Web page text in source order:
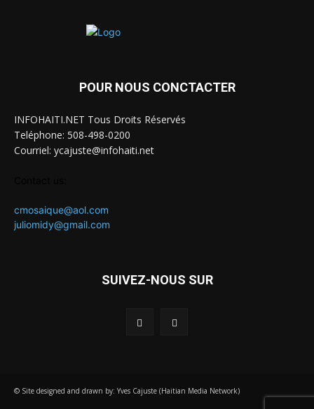
POUR NOUS CONCTACTER
INFOHAITI.NET Tous Droits Réservés
Teléphone: 508-498-0200
Courriel: ycajuste@infohaiti.net
cmosaique@aol.com
juliomidy@gmail.com
SUIVEZ-NOUS SUR
© Site designed and drawn by: Yves Cajuste (Haitian Media Network)